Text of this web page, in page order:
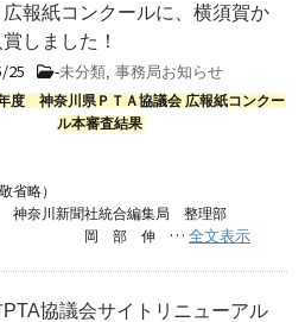
報紙コンクールに、横須賀か
しました！
25 -未分類 事務局お知らせ
度 神奈川県ＰＴＡ協議会 広報紙コンクー
ル本審査結果
）
聞社統合編集局 整理部
部 伸 … 全文表示
協議会サイトリニューアル